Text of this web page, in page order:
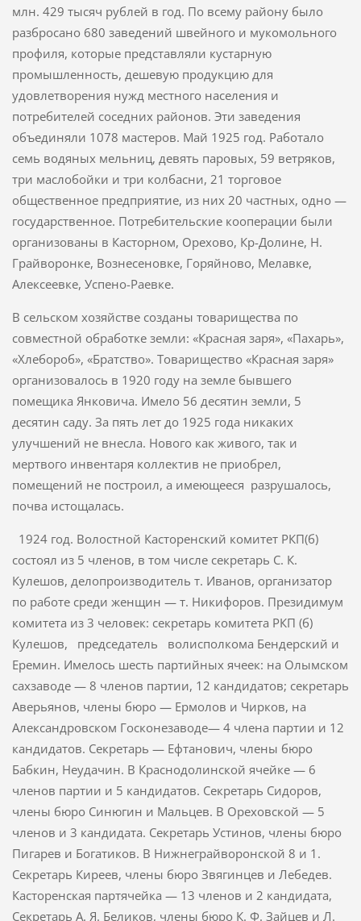
млн. 429 тысяч рублей в год. По всему району было
разбросано 680 заведений швейного и мукомольного
профиля, которые представляли кустарную
промышлен­ность, дешевую продукцию для
удовлетворения нужд местного населе­ния и
потребителей соседних районов. Эти заведения
объединяли 1078 мастеров. Май 1925 год. Работало
семь водяных мельниц, девять паровых, 59 ветряков,
три маслобойки и три колбасни, 21 торговое
общественное предприятие, из них 20 частных, одно —
государственное. Потребительские кооперации были
организованы в Касторном, Орехово, Кр-Долине, Н.
Грайворонке, Вознесеновке, Горяйново, Мелавке,
Алексеевке, Успено-Раевке.
В сельском хозяйстве созданы товарищества по
совместной обработ­ке земли: «Красная заря», «Пахарь»,
«Хлебороб», «Братство». Товарищество «Красная заря»
организовалось в 1920 году на земле бывшего
помещика Янковича. Имело 56 десятин земли, 5
десятин саду. За пять лет до 1925 года никаких
улучшений не внесла. Нового как живого, так и
мертвого инвентаря коллектив не приобрел,
помещений не построил, а имеющееся разрушалось,
почва истощалась.
1924 год. Волостной Касторенский комитет РКП(б)
состоял из 5 членов, в том числе секретарь С. К.
Кулешов, делопроизводитель т. Иванов, организатор
по работе среди женщин — т. Никифоров. Президимум
комитета из 3 человек: секретарь комитета РКП (б)
Кулешов, председатель волисполкома Бендерский и
Еремин. Имелось шесть партийных ячеек: на Олымском
сахзаводе — 8 членов партии, 12 кандидатов; секретарь
Аверьянов, члены бюро — Ермолов и Чирков, на
Александровском Госконезаводе— 4 члена партии и 12
кандида­тов. Секретарь — Ефтанович, члены бюро
Бабкин, Неудачин. В Краснодолинской ячейке — 6
членов партии и 5 кандидатов. Секретарь Сидоров,
члены бюро Синюгин и Мальцев. В Ореховской — 5
членов и 3 кандидата. Секретарь Устинов, члены бюро
Пигарев и Богатиков. В Нижнеграйворонской 8 и 1.
Секретарь Киреев, члены бюро Звягинцев и Лебедев.
Касторенская партячейка — 13 членов и 2 кандидата,
Секретарь А. Я. Беликов, члены бюро К. Ф. Зайцев и Л.